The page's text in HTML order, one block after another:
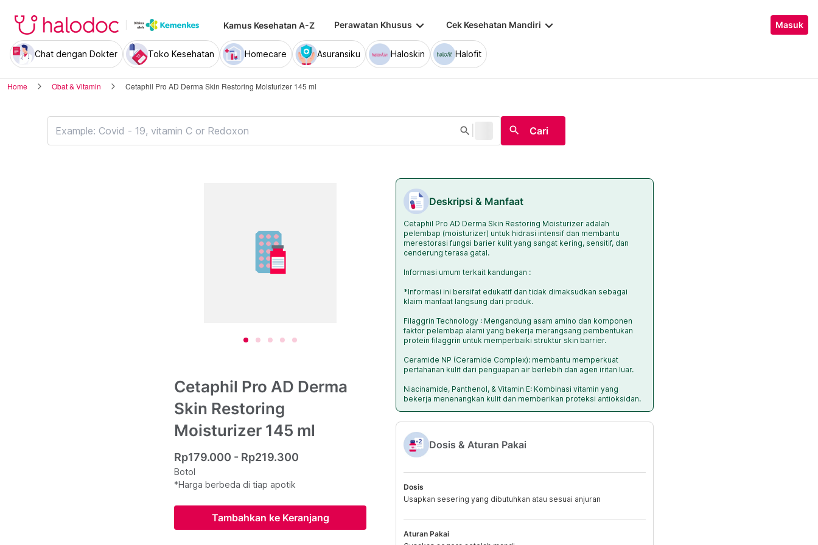
Kamus Kesehatan A-Z Perawatan Khusus keyboard_arrow_down Cek Kesehatan Mandiri keyboard_arrow_down Masuk
Chat dengan Dokter Toko Kesehatan Homecare Asuransiku Haloskin Halofit
Home Obat & Vitamin Cetaphil Pro AD Derma Skin Restoring Moisturizer 145 ml
search search Cari
Cetaphil Pro AD Derma
Skin Restoring
Moisturizer 145 ml
Rp179.000 - Rp219.300
Botol
*Harga berbeda di tiap apotik
Tambahkan ke Keranjang
Deskripsi & Manfaat
Cetaphil Pro AD Derma Skin Restoring Moisturizer adalah
pelembap (moisturizer) untuk hidrasi intensif dan membantu
merestorasi fungsi barier kulit yang sangat kering, sensitif, dan
cenderung terasa gatal.
Informasi umum terkait kandungan :
*Informasi ini bersifat edukatif dan tidak dimaksudkan sebagai
klaim manfaat langsung dari produk.
Filaggrin Technology : Mengandung asam amino dan komponen
faktor pelembap alami yang bekerja merangsang pembentukan
protein filaggrin untuk memperbaiki struktur skin barrier.
Ceramide NP (Ceramide Complex): membantu memperkuat
pertahanan kulit dari penguapan air berlebih dan agen iritan luar.
Niacinamide, Panthenol, & Vitamin E: Kombinasi vitamin yang
bekerja menenangkan kulit dan memberikan proteksi antioksidan.
Dosis & Aturan Pakai
Dosis
Usapkan sesering yang dibutuhkan atau sesuai anjuran
Aturan Pakai